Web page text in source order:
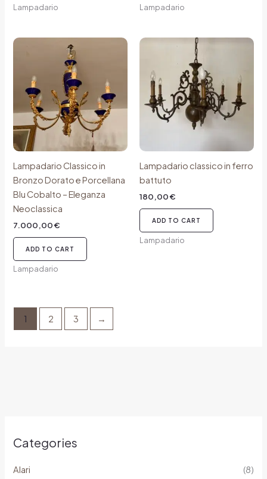
Categories
Alari (8)
Lampadario Lampadario
Lampadario Classico in
Bronzo Dorato e Porcellana
Blu Cobalto – Eleganza
Neoclassica
7.000,00€
ADD TO CART
Lampadario
Lampadario classico in ferro
battuto
180,00€
ADD TO CART
Lampadario
1 2 3 →